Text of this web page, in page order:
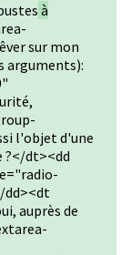
à
sur mon
arguments):
l'objet d'une
?</dt><dd
dd><dt
auprès de